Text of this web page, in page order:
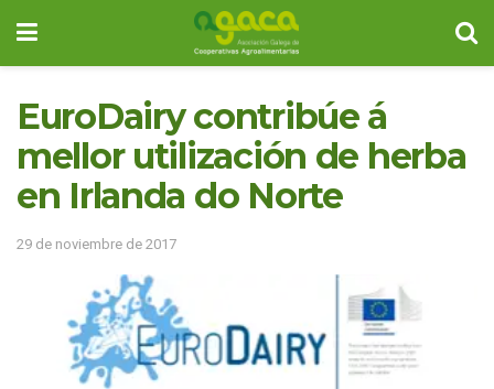
EuroDairy contribúe á
mellor utilización de herba
en Irlanda do Norte
29 de noviembre de 2017